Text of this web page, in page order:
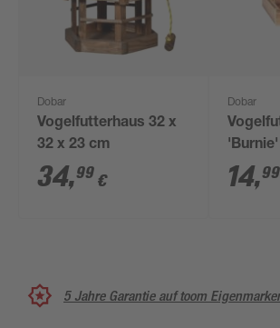
Dobar
Vogelfutterhaus 32 x
32 x 23 cm
34,99 €
Dobar
'Burnie'
cm
14,99
5 Jahre Garantie auf toom